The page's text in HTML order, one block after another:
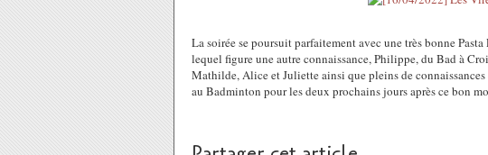
La soirée se poursuit parfaitement avec une très bonne
lequel figure une autre connaissance, Philippe, du Bad à
Mathilde, Alice et Juliette ainsi que pleins de
au Badminton pour les deux prochains jours après ce bon